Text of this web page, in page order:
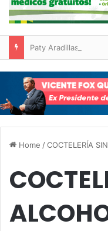
Home /COCTELERÍA